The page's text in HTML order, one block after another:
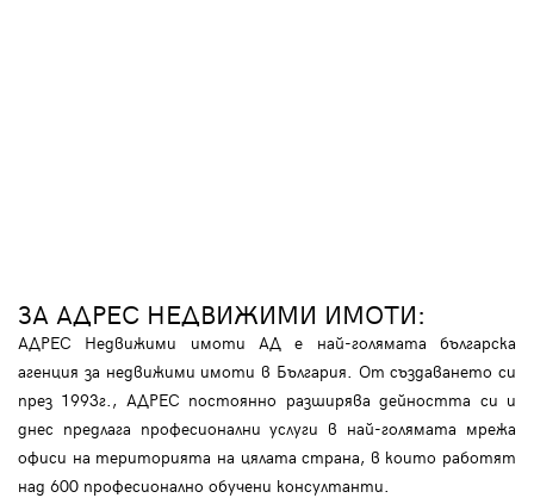
ЗА АДРЕС НЕДВИЖИМИ ИМОТИ:
АДРЕС Недвижими имоти АД е най-голямата българска
агенция за недвижими имоти в България. От създаването си
през 1993г., АДРЕС постоянно разширява дейността си и
днес предлага професионални услуги в най-голямата мрежа
офиси на територията на цялата страна, в които работят
над 600 професионално обучени консултанти.